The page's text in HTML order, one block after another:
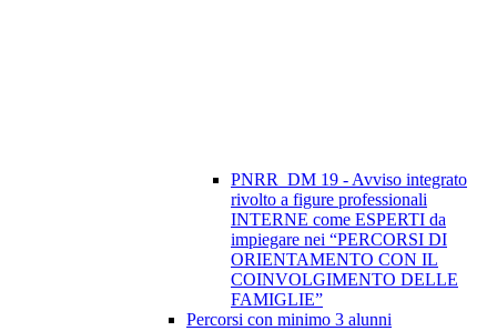
PNRR_DM 19 - Avviso integrato
rivolto a figure professionali
INTERNE come ESPERTI da
impiegare nei “PERCORSI DI
ORIENTAMENTO CON IL
COINVOLGIMENTO DELLE
FAMIGLIE”
Percorsi con minimo 3 alunni